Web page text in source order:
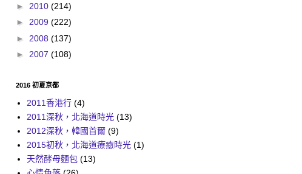
► 2010 (214)
► 2009 (222)
► 2008 (137)
► 2007 (108)
2016 初夏京都
2011香港行 (4)
2011深秋，北海道時光 (13)
2012深秋，韓國首爾 (9)
2015初秋，北海道療癒時光 (1)
天然酵母麵包 (13)